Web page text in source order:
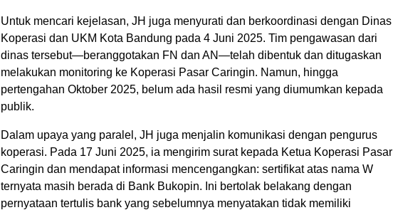
Untuk mencari kejelasan, JH juga menyurati dan berkoordinasi dengan Dinas
Koperasi dan UKM Kota Bandung pada 4 Juni 2025. Tim pengawasan dari
dinas tersebut—beranggotakan FN dan AN—telah dibentuk dan ditugaskan
melakukan monitoring ke Koperasi Pasar Caringin. Namun, hingga
pertengahan Oktober 2025, belum ada hasil resmi yang diumumkan kepada
publik.
Dalam upaya yang paralel, JH juga menjalin komunikasi dengan pengurus
koperasi. Pada 17 Juni 2025, ia mengirim surat kepada Ketua Koperasi Pasar
Caringin dan mendapat informasi mencengangkan: sertifikat atas nama W
ternyata masih berada di Bank Bukopin. Ini bertolak belakang dengan
pernyataan tertulis bank yang sebelumnya menyatakan tidak memiliki